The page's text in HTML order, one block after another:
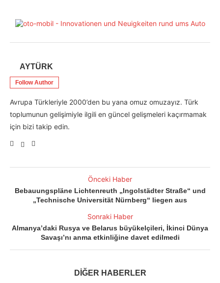
AYTÜRK
Follow Author
Avrupa Türkleriyle 2000’den bu yana omuz omuzayız. Türk
toplumunun gelişimiyle ilgili en güncel gelişmeleri kaçırmamak
için bizi takip edin.
Önceki Haber
Bebauungspläne Lichtenreuth „Ingolstädter Straße“ und
„Technische Universität Nürnberg“ liegen aus
Sonraki Haber
Almanya’daki Rusya ve Belarus büyükelçileri, İkinci Dünya
Savaşı’nı anma etkinliğine davet edilmedi
DİĞER HABERLER